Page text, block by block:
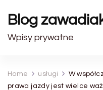
Blog
Wpisy prywatne
Home usługi
W
prawa jazdy jest wielce